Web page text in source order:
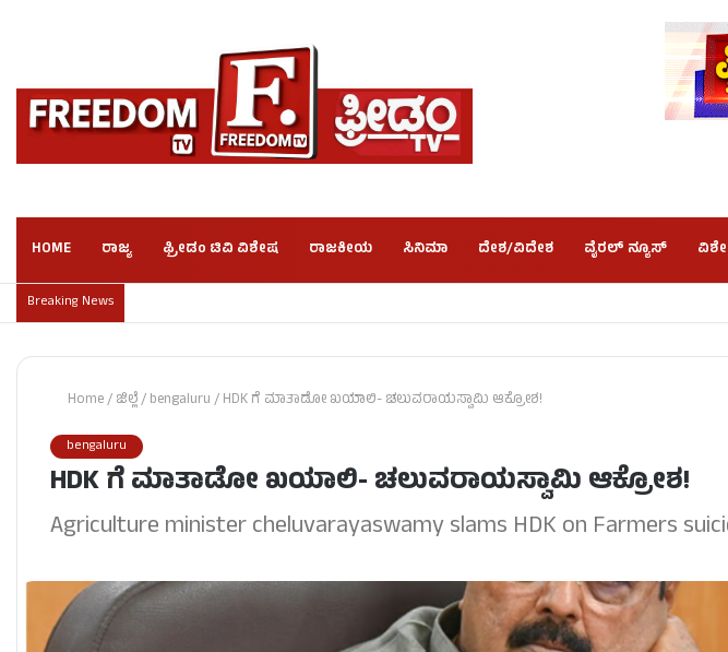
HOME ರಾಜ್ಯ ಫ್ರೀಡಂ ಟಿವಿ ವಿಶೇಷ ರಾಜಕೀಯ ಸಿನಿಮಾ ದೇಶ/ವಿದೇಶ ವೈರಲ್ ನ್ಯೂಸ್
Breaking News
Home/ಜಿಲ್ಲೆ/bengaluru/HDK ಗೆ ಮಾತಾಡೋ ಖಯಾಲಿ- ಚಲುವರಾಯಸ್ವಾಮಿ ಆಕ್ರೋಶ!
bengaluru
HDK ಗೆ ಮಾತಾಡೋ ಖಯಾಲಿ- ಚಲುವರಾಯಸ್ವಾಮಿ ಆಕ್ರೋಶ!
Agriculture minister cheluvarayaswamy slams HDK on Farmers